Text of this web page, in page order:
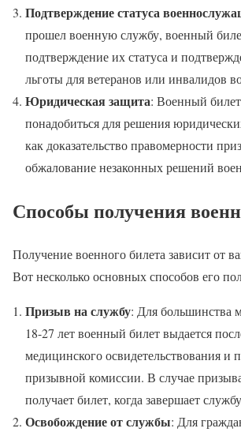
Подтверждение статуса
прошел военную службу, военный
подтверждение их статуса и
льготы для ветеранов или инвалидов
Юридическая защита: Военный
понадобиться для решения
как доказательство правомерности
обжалование незаконных решений
Способы получения
Получение военного билета зависит от
Вот несколько основных способов его
Призыв на службу: Для большинства
18-27 лет военный билет выдается
медицинского освидетельствования и
призывной комиссии. В случае
получает билет, когда завершает
Освобождение от службы: Для